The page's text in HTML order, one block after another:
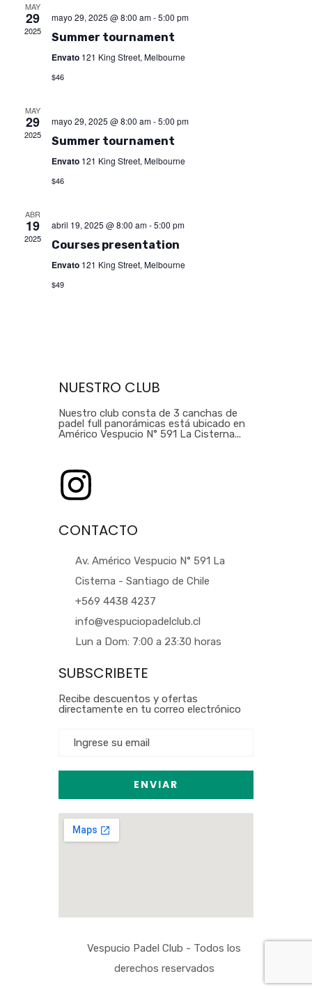
MAY
29
2025
mayo 29, 2025 @ 8:00 am-5:00 pm
Summer tournament
Envato 121 King Street, Melbourne
$46
MAY
29
2025
mayo 29, 2025 @ 8:00 am-5:00 pm
Summer tournament
Envato 121 King Street, Melbourne
$46
ABR
19
2025
abril 19, 2025 @ 8:00 am-5:00 pm
Courses presentation
Envato 121 King Street, Melbourne
$49
NUESTRO CLUB
Nuestro club consta de 3 canchas de
padel full panorámicas está ubicado en
Américo Vespucio N° 591 La Cisterna...
CONTACTO
Av. Américo Vespucio N° 591 La
Cisterna - Santiago de Chile
+569 4438 4237
info@vespuciopadelclub.cl
Lun a Dom: 7:00 a 23:30 horas
SUBSCRIBETE
Recibe descuentos y ofertas
directamente en tu correo electrónico
Vespucio Padel Club - Todos los
derechos reservados